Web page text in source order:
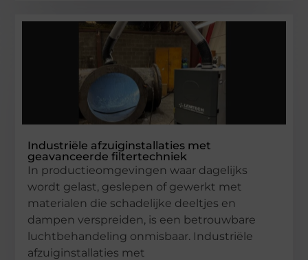
Industriële afzuiginstallaties met
geavanceerde filtertechniek
In productieomgevingen waar dagelijks
wordt gelast, geslepen of gewerkt met
materialen die schadelijke deeltjes en
dampen verspreiden, is een betrouwbare
luchtbehandeling onmisbaar. Industriële
afzuiginstallaties met